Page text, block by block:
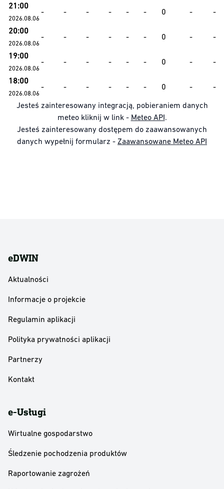
21:00
2026.08.06
- - - - - - 0 - -
20:00
2026.08.06
- - - - - - 0 - -
19:00
2026.08.06
- - - - - - 0 - -
18:00
2026.08.06
- - - - - - 0 - -
Jesteś zainteresowany integracją, pobieraniem danych
meteo kliknij w link - Meteo API.
Jesteś zainteresowany dostępem do zaawansowanych
danych wypełnij formularz - Zaawansowane Meteo API
eDWIN
Aktualności
Informacje o projekcie
Regulamin aplikacji
Polityka prywatności aplikacji
Partnerzy
Kontakt
e-Usługi
Wirtualne gospodarstwo
Śledzenie pochodzenia produktów
Raportowanie zagrożeń